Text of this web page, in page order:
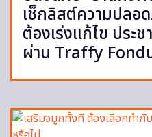
เช็กลิสต์ความปลอ
ต้องเร่งแก้ไข ประ
ผ่าน Traffy